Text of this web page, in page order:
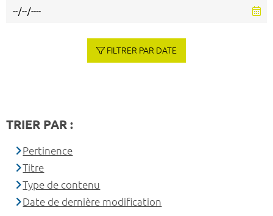
FILTRER PAR DATE
TRIER PAR :
Pertinence
Titre
Type de contenu
Date de dernière modification